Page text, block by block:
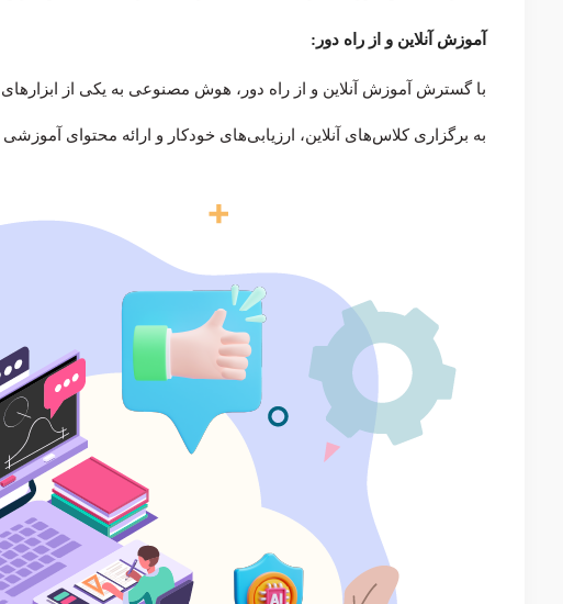
آموزش آنلاین و از راه دور:
با گسترش آموزش آنلاین و از راه دور، هوش مصنوعی به یکی از
به برگزاری کلاس‌های آنلاین، ارزیابی‌های خودکار و ارائه محتوای